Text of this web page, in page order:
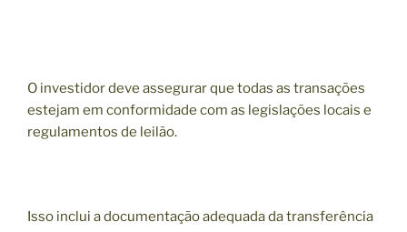
O investidor deve assegurar que todas as transações
estejam em conformidade com as legislações locais e
regulamentos de leilão.
Isso inclui a documentação adequada da transferência